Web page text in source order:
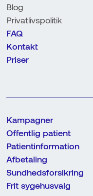
Blog
Privatlivspolitik
FAQ
Kontakt
Priser
Kampagner
Offentlig patient
Patientinformation
Afbetaling
Sundhedsforsikring
Frit sygehusvalg